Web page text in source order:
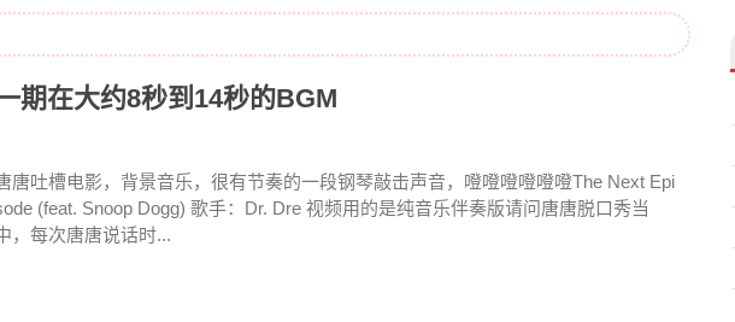
期在大约8秒到14秒的BGM
唐吐槽电影，背景音乐，很有节奏的一段钢琴敲击声音，噔噔噔噔噔噔The Next Epi
(feat. Snoop Dogg) 歌手：Dr. Dre 视频用的是纯音乐伴奏版请问唐唐脱口秀当
，每次唐唐说话时...